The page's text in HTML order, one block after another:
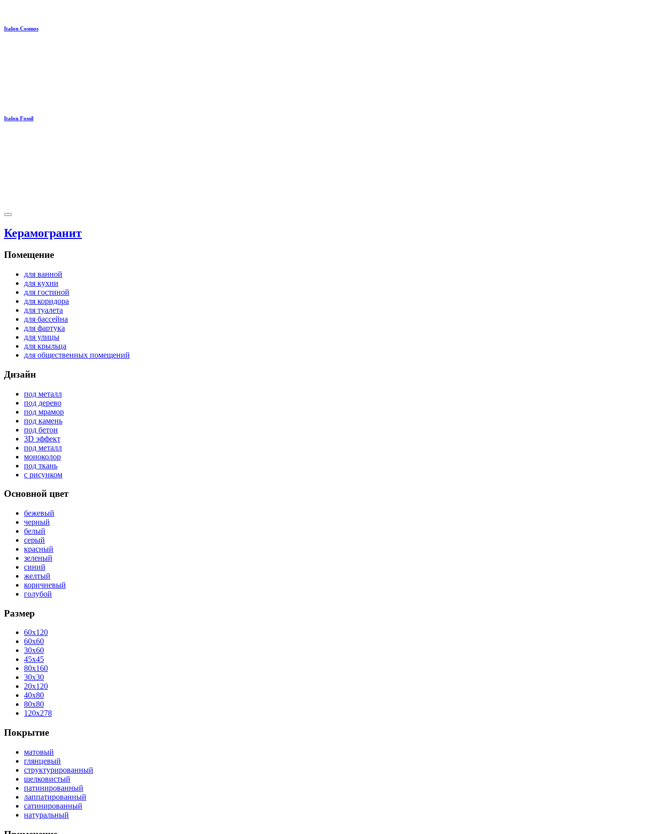
Italon Cosmos
Italon Fossil
Керамогранит
Помещение
для ванной
для кухни
для гостиной
для коридора
для туалета
для бассейна
для фартука
для улицы
для крыльца
для общественных помещений
Дизайн
под металл
под дерево
под мрамор
под камень
под бетон
3D эффект
под металл
моноколор
под ткань
с рисунком
Основной цвет
бежевый
черный
белый
серый
красный
зеленый
синий
желтый
коричневый
голубой
Размер
60x120
60x60
30x60
45x45
80x160
30x30
20x120
40x80
80x80
120x278
Покрытие
матовый
глянцевый
структурированный
шелковистый
патинированный
лаппатированный
сатинированный
натуральный